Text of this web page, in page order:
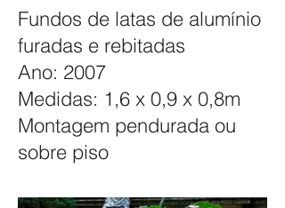
Fundos de latas de alumínio
furadas e rebitadas
Ano: 2007
Medidas: 1,6 x 0,9 x 0,8m
Montagem pendurada ou
sobre piso